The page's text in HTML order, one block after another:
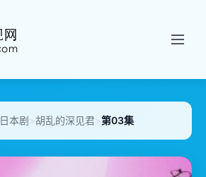
日本剧>胡乱的深见君>第03集